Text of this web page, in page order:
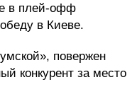
в плей-офф
в Киеве.
повержен
конкурент за место